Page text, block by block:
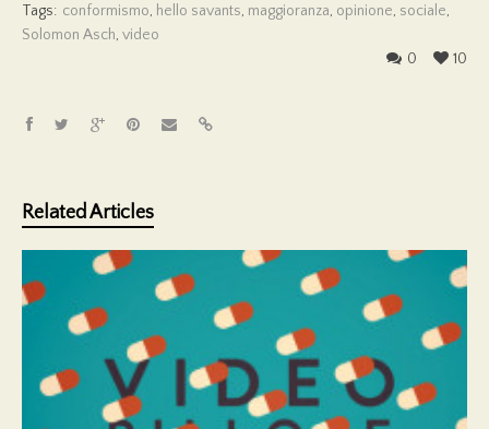
Tags: conformismo, hello savants, maggioranza, opinione, sociale,
Solomon Asch, video
10
0
Related Articles